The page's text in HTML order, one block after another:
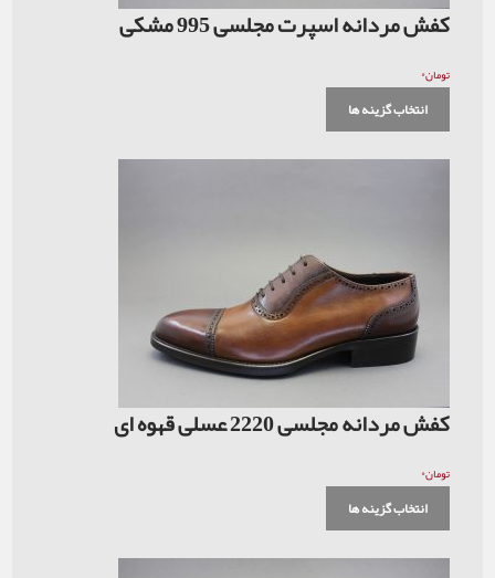
کفش مردانه اسپرت مجلسی 995 مشکی
تومان۰
انتخاب گزینه ها
کفش مردانه مجلسی 2220 عسلی قهوه ای
تومان۰
انتخاب گزینه ها